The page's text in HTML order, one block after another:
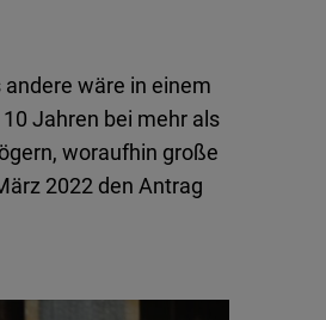
wäre in einem
Jahren bei mehr als
woraufhin große
2022 den Antrag